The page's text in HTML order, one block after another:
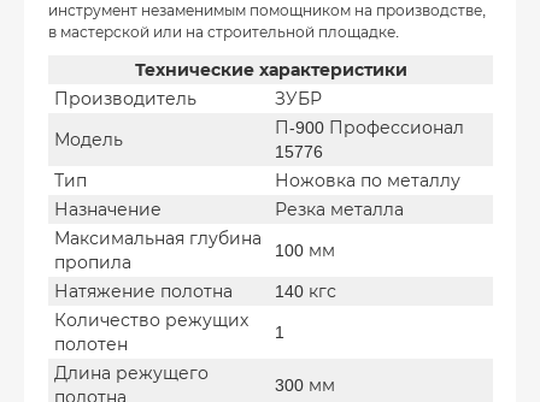
инструмент незаменимым помощником на производстве,
в мастерской или на строительной площадке.
Технические характеристики
Производитель
ЗУБР
Модель
П-900 Профессионал
15776
Тип
Ножовка по металлу
Назначение
Резка металла
Максимальная глубина
пропила
100 мм
Натяжение полотна
140 кгс
Количество режущих
полотен
1
Длина режущего
полотна
300 мм